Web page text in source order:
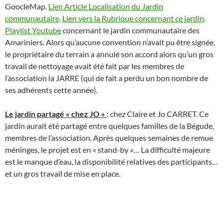
GoocleMap. Lien Article Localisation du Jardin
communautaire. Lien vers la Rubrique concernant ce jardin.
Playlist Youtubeconcernant le jardin communautaire des
Amariniers. Alors qu’aucune convention n’avait pu être signée,
le propriétaire du terrain a annulé son accord alors qu’un gros
travail de nettoyage avait été fait par les membres de
l’association la JARRE (qui de fait a perdu un bon nombre de
ses adhérents cette année).
Le jardin partagé « chez JO » : chez Claire et Jo CARRET. Ce
jardin aurait été partagé entre quelques familles de la Bégude,
membres de l’association. Après quelques semaines de remue
méninges, le projet est en « stand-by »… La difficulté majeure
est le manque d’eau, la disponibilité relatives des participants…
et un gros travail de mise en place.